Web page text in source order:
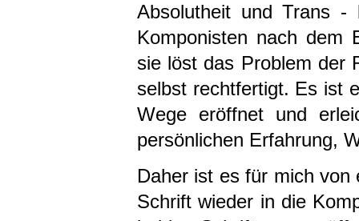
Absolutheit und Trans -
Komponisten nach dem
sie löst das Problem der
selbst rechtfertigt. Es ist
Wege eröffnet und
persönlichen Erfahrung,
Daher ist es für mich von
Schrift wieder in die